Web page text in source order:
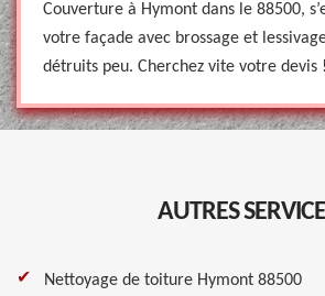
Couverture à Hymont dans le 88500,
votre façade avec brossage et
détruits peu. Cherchez vite votre devis !
AUTRES
Nettoyage de toiture Hymont 88500